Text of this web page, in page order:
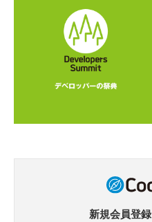
新規会員登録